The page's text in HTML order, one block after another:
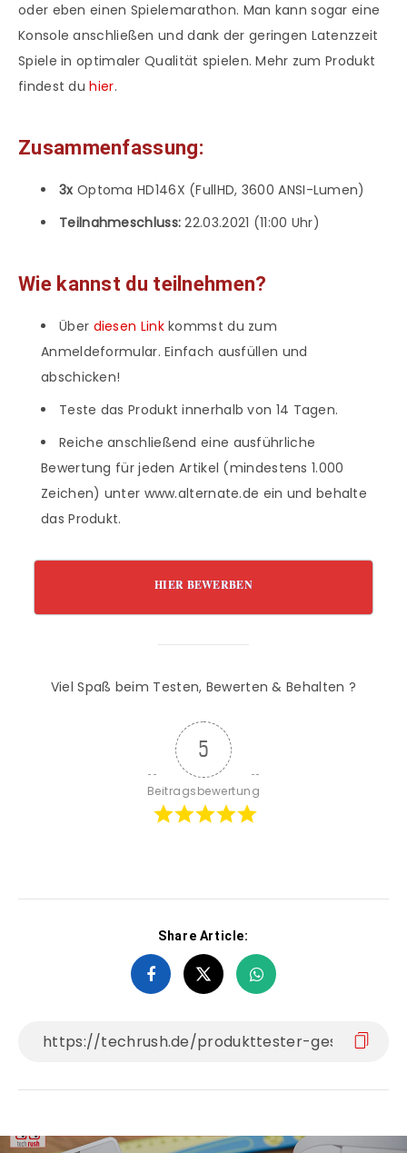
oder eben einen Spielemarathon. Man kann sogar eine
Konsole anschließen und dank der geringen Latenzzeit
Spiele in optimaler Qualität spielen. Mehr zum Produkt
findest duhier.
Zusammenfassung:
3x Optoma HD146X (FullHD, 3600 ANSI-Lumen)
Teilnahmeschluss:22.03.2021 (11:00 Uhr)
Wie kannst du teilnehmen?
Über diesen Linkkommst du zum
Anmeldeformular. Einfach ausfüllen und
abschicken!
Teste das Produkt innerhalb von 14 Tagen.
Reiche anschließend eine ausführliche
Bewertung für jeden Artikel (mindestens 1.000
Zeichen) unter www.alternate.de ein und behalte
das Produkt.
HIER BEWERBEN
Viel Spaß beim Testen, Bewerten & Behalten ?
5
Beitragsbewertung
Share Article: